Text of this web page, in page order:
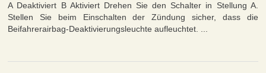
A Deaktiviert B Aktiviert Drehen Sie den Schalter in Stellung A.
Stellen Sie beim Einschalten der Zündung sicher, dass die
Beifahrerairbag-Deaktivierungsleuchte aufleuchtet. ...